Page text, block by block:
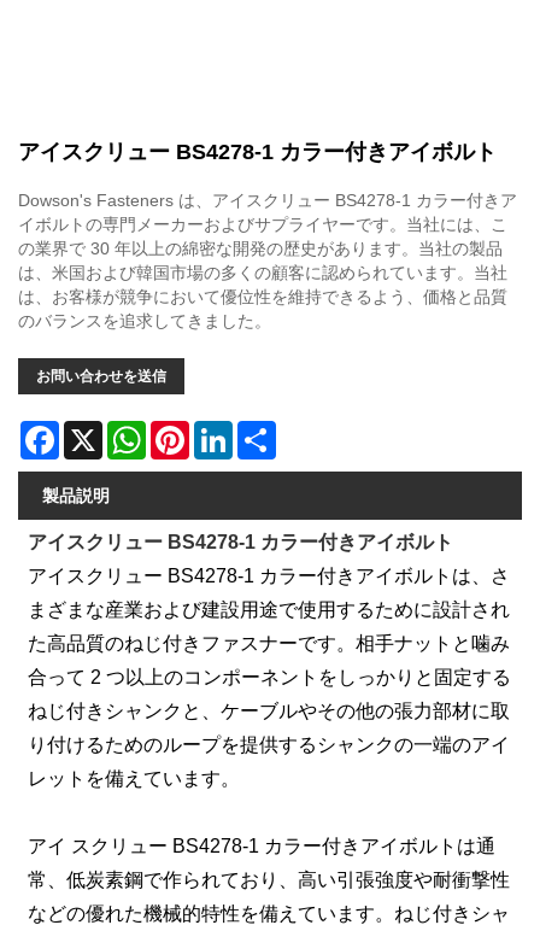
アイスクリュー BS4278-1 カラー付きアイボルト
Dowson's Fasteners は、アイスクリュー BS4278-1 カラー付きア
イボルトの専門メーカーおよびサプライヤーです。当社には、こ
の業界で 30 年以上の綿密な開発の歴史があります。当社の製品
は、米国および韓国市場の多くの顧客に認められています。当社
は、お客様が競争において優位性を維持できるよう、価格と品質
のバランスを追求してきました。
お問い合わせを送信
Facebook
X WhatsAppPinterestLinkedIn
製品説明
アイスクリュー BS4278-1 カラー付きアイボルト
アイスクリュー BS4278-1 カラー付きアイボルトは、さ
まざまな産業および建設用途で使用するために設計され
た高品質のねじ付きファスナーです。相手ナットと噛み
合って 2 つ以上のコンポーネントをしっかりと固定する
ねじ付きシャンクと、ケーブルやその他の張力部材に取
り付けるためのループを提供するシャンクの一端のアイ
レットを備えています。
アイ スクリュー BS4278-1 カラー付きアイボルトは通
常、低炭素鋼で作られており、高い引張強度や耐衝撃性
などの優れた機械的特性を備えています。ねじ付きシャ